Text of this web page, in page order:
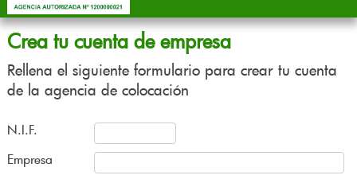
Crea tu cuenta de empresa
Rellena el siguiente formulario para crear tu cuenta
de la agencia de colocación
N.I.F.
Empresa